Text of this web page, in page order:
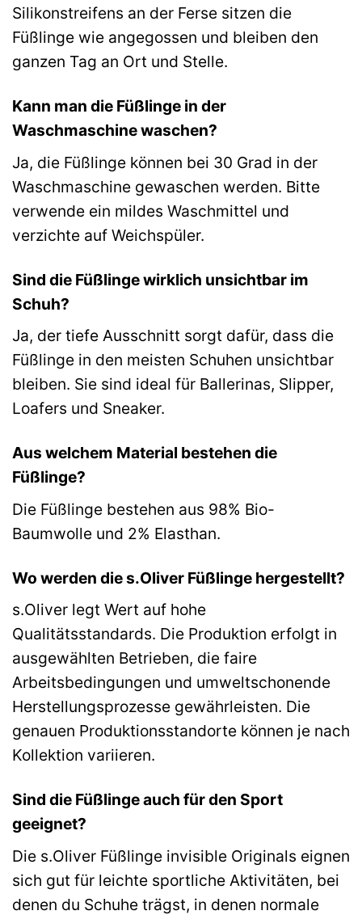
Silikonstreifens an der Ferse sitzen die
Füßlinge wie angegossen und bleiben den
ganzen Tag an Ort und Stelle.
Kann man die Füßlinge in der
Waschmaschine waschen?
Ja, die Füßlinge können bei 30 Grad in der
Waschmaschine gewaschen werden. Bitte
verwende ein mildes Waschmittel und
verzichte auf Weichspüler.
Sind die Füßlinge wirklich unsichtbar im
Schuh?
Ja, der tiefe Ausschnitt sorgt dafür, dass die
Füßlinge in den meisten Schuhen unsichtbar
bleiben. Sie sind ideal für Ballerinas, Slipper,
Loafers und Sneaker.
Aus welchem Material bestehen die
Füßlinge?
Die Füßlinge bestehen aus 98% Bio-
Baumwolle und 2% Elasthan.
Wo werden die s.Oliver Füßlinge hergestellt?
s.Oliver legt Wert auf hohe
Qualitätsstandards. Die Produktion erfolgt in
ausgewählten Betrieben, die faire
Arbeitsbedingungen und umweltschonende
Herstellungsprozesse gewährleisten. Die
genauen Produktionsstandorte können je nach
Kollektion variieren.
Sind die Füßlinge auch für den Sport
geeignet?
Die s.Oliver Füßlinge invisible Originals eignen
sich gut für leichte sportliche Aktivitäten, bei
denen du Schuhe trägst, in denen normale